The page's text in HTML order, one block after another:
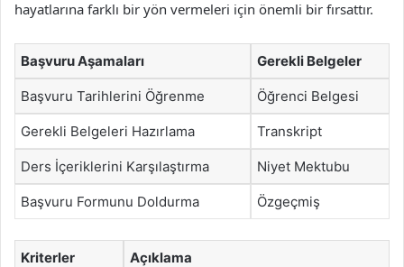
hayatlarına farklı bir yön vermeleri için önemli bir fırsattır.
Başvuru Aşamaları Gerekli Belgeler
Başvuru Tarihlerini Öğrenme Öğrenci Belgesi
Gerekli Belgeleri Hazırlama Transkript
Ders İçeriklerini Karşılaştırma Niyet Mektubu
Başvuru Formunu Doldurma Özgeçmiş
Kriterler Açıklama